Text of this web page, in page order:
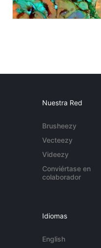
Nuestra Red
Brusheezy
Vecteezy
Videezy
Conviértase en
colaborador
Idiomas
English